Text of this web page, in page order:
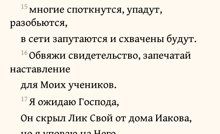
15многие споткнутся, упадут,
разобьются,
в сети запутаются и схвачены будут.
16Обвяжи свидетельство, запечатай
наставление
для Моих учеников.
17Я ожидаю Господа,
Он скрыл Лик Свой от дома Иакова,